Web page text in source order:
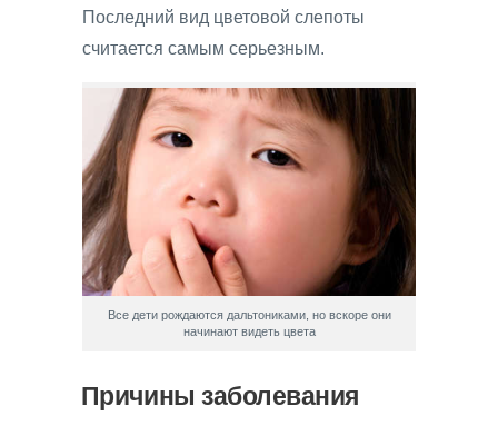
Последний вид цветовой слепоты
считается самым серьезным.
Все дети рождаются дальтониками, но вскоре они
начинают видеть цвета
Причины заболевания